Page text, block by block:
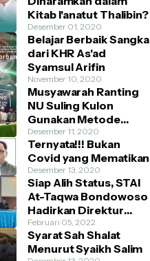
Kitab I'anatut Thalibin?
Desember 01, 2020
Belajar Berbaik Sangka
dari KHR As'ad
Syamsul Arifin
November 10, 2020
Musyawarah Ranting
NU Suling Kulon
Gunakan Metode
AHWA dan Demokratis
Desember 11, 2020
Ternyata!!! Bukan
Covid yang Mematikan
Desember 13, 2020
Siap Alih Status, STAI
At-Taqwa Bondowoso
Hadirkan Direktur
Pendidikan Tinggi
Kemenag RI
Februari 05, 2022
Syarat Sah Shalat
Menurut Syaikh Salim